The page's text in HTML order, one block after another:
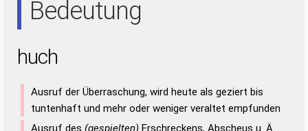
Wortanalyse-Algorithmus gute Anhaltspunkte zu
Wortbedeutung, Worttrennung und Wortform, um die
bestimmen!
Duden – Standardwerk in 12 Bänden
Duden – Richtiges und gutes
Bedeutung
huch
Ausruf der Überraschung, wird heute als geziert bis
tuntenhaft und mehr oder weniger veraltet empfunden
Ausruf des (gespielten) Erschreckens, Abscheus u. Ä.